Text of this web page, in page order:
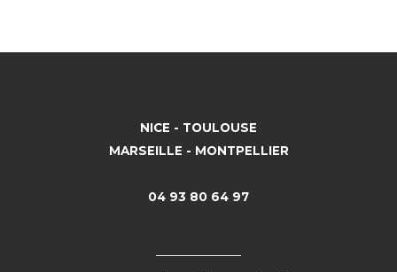
NICE - TOULOUSE
MARSEILLE - MONTPELLIER
04 93 80 64 97